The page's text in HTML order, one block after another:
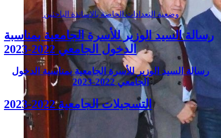
وضعية التعدادات الخاصة بالاساتذة الباحثين
رسالة السيد الوزير للأسرة الجامعية بمناسبة
الدخول الجامعي 2022-2023
رسالة السيد الوزير للأسرة الجامعية بمناسبة الدخول
الجامعي 2022-2023
2023-2022 التسجيلات الجامعية